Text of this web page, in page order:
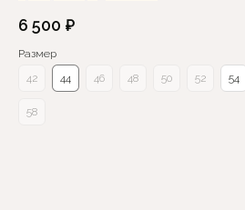
6 500 ₽
Размер
42
44 46 48 50 52 54
58